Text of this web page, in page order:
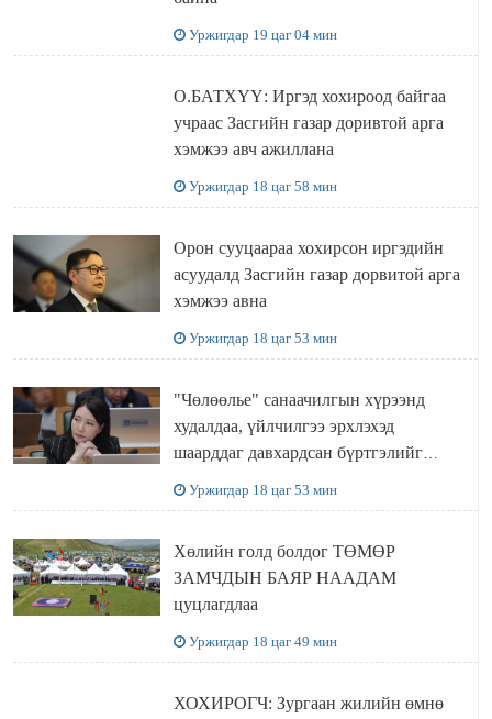
Уржигдар 19 цаг 04 мин
О.БАТХҮҮ: Иргэд хохироод байгаа
учраас Засгийн газар доривтой арга
хэмжээ авч ажиллана
Уржигдар 18 цаг 58 мин
Орон сууцаараа хохирсон иргэдийн
асуудалд Засгийн газар дорвитой арга
хэмжээ авна
Уржигдар 18 цаг 53 мин
"Чөлөөлье" санаачилгын хүрээнд
худалдаа, үйлчилгээ эрхлэхэд
шаарддаг давхардсан бүртгэлийг
Уржигдар 18 цаг 53 мин
Хөлийн голд болдог ТӨМӨР
ЗАМЧДЫН БАЯР НААДАМ
цуцлагдлаа
Уржигдар 18 цаг 49 мин
ХОХИРОГЧ: Зургаан жилийн өмнө